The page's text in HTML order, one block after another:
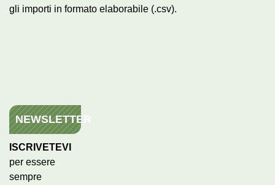
gli importi in formato elaborabile (.csv).
NEWSLETTER
ISCRIVETEVI
per essere
sempre